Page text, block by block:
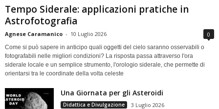
Tempo Siderale: applicazioni pratiche in
Astrofotografia
Agnese Caramanico - 10 Luglio 2026 0
Come si può sapere in anticipo quali oggetti del cielo saranno osservabili o
fotografabili nelle migliori condizioni? La risposta passa attraverso l'ora
siderale locale e un semplice strumento, l'orologio siderale, che permette di
orientarsi tra le coordinate della volta celeste
Una Giornata per gli Asteroidi
Didattica e Divulgazione 3 Luglio 2026